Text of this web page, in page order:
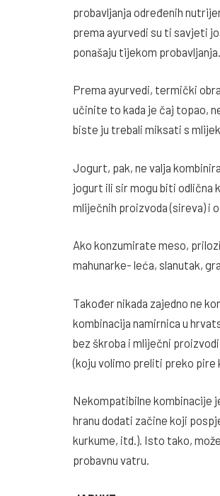
probavljanja određenih
prema ayurvedi su ti savjeti
ponašaju tijekom probavljanja.
Prema ayurvedi, termički
učinite to kada je čaj topao,
biste ju trebali miksati s
Jogurt, pak, ne valja
jogurt ili sir mogu biti odlična
mliječnih proizvoda (sireva) i
Ako konzumirate meso,
mahunarke- leća, slanutak,
Također nikada zajedno ne
kombinacija namirnica u
bez škroba i mliječni
(koju volimo preliti preko pire
Nekompatibilne kombinacije
hranu dodati začine koji
kurkume, itd.). Isto tako,
probavnu vatru.